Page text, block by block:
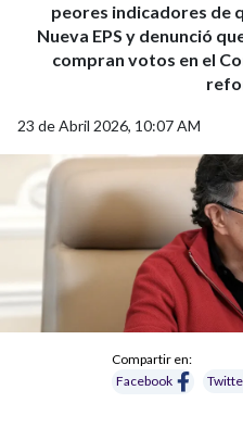
peores indicadores de
Nueva EPS y denunció
compran votos en el
23 de Abril 2026, 10:07 AM
Compartir en:
Facebook